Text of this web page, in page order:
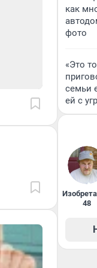
как
фото
«Это
семьи
ей с
48